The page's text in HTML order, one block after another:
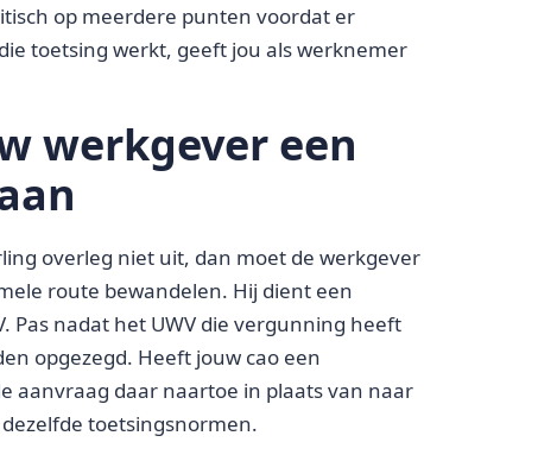
op meerdere punten voordat er
toetsing werkt, geeft jou als werknemer
werkgever een
overleg niet uit, dan moet de werkgever
route bewandelen. Hij dient een
Pas nadat het UWV die vergunning heeft
opgezegd. Heeft jouw cao een
aanvraag daar naartoe in plaats van naar
toetsingsnormen.